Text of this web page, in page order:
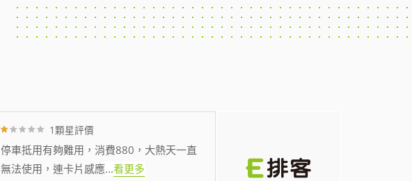
1顆星評價
停車抵用有夠難用，消費880，大熱天一直
無法使用，連卡片感應...看更多